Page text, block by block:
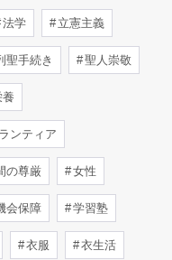
法学 立憲主義
聖手続き 聖人崇敬
ンティア
の尊厳 女性
会保障 学習塾
衣服 衣生活